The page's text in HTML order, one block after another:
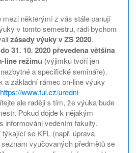
některými z vás stále panují
v tomto semestru, rádi bychom
zásady výuky v ZS 2020.
do 31. 10. 2020 převedena většina
line režimu (výjimku tvoří jen
a specifické semináře).
a základní rámec on-line výuky
https://www.tul.cz/uredni-
ale raději s tím, že výuka bude
Pokud dojde k nějakým
informováni vedením fakulty.
se KFL (např. úprava
vyučovaných předmětů se